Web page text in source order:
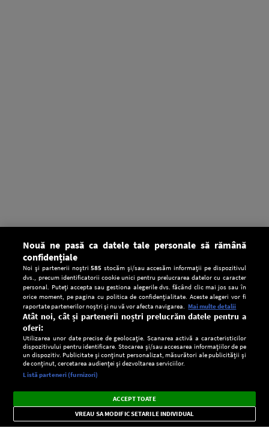
CONFIDENŢIALITATE
Setări:
Dark
Mode
Radio live, podcasturi, știri și alerte
importante.
×
Nouă ne pasă ca datele tale personale să rămână
confidențiale
Noi și partenerii noștri585 stocăm și/sau accesăm informații pe dispozitivul
dvs., precum identificatorii cookie unici pentru prelucrarea datelor cu caracter
personal. Puteți accepta sau gestiona alegerile dvs. făcând clic mai jos sau în
orice moment, pe pagina cu politica de confidențialitate. Aceste alegeri vor fi
raportate partenerilor noștri și nu vă vor afecta navigarea. Mai multe detalii
Atât noi, cât și partenerii noștri prelucrăm datele pentru a
oferi:
Utilizarea unor date precise de geolocație. Scanarea activă a caracteristicilor
dispozitivului pentru identificare. Stocarea și/sau accesarea informațiilor de pe
un dispozitiv. Publicitate și conținut personalizat, măsurători ale publicității și
de conținut, cercetarea audienței și dezvoltarea serviciilor.
Listă parteneri (furnizori)
ACCEPT TOATE
VREAU SA MODIFIC SETARILE INDIVIDUAL